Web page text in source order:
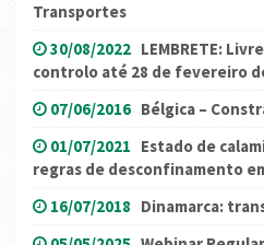
Transportes
30/08/2022 LEMBRETE:
controlo até 28 de fevereiro
07/06/2016 Bélgica –
01/07/2021 Estado de
regras de desconfinamento
16/07/2018 Dinamarca: